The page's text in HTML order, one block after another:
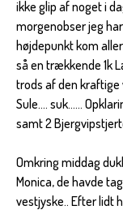
ikke glip af noget i
morgenobser jeg
højdepunkt kom
så en trækkende 1k
trods af den kraftige
Sule.... suk......
samt 2
Omkring middag
Monica, de havde
vestjyske.. Efter lidt